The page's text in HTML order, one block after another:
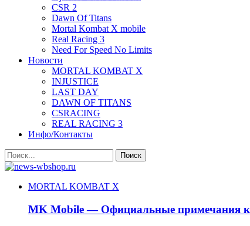
CSR 2
Dawn Of Titans
Mortal Kombat X mobile
Real Racing 3
Need For Speed No Limits
Новости
MORTAL KOMBAT X
INJUSTICE
LAST DAY
DAWN OF TITANS
CSRACING
REAL RACING 3
Инфо/Контакты
MORTAL KOMBAT X
MK Mobile — Официальные примечания к